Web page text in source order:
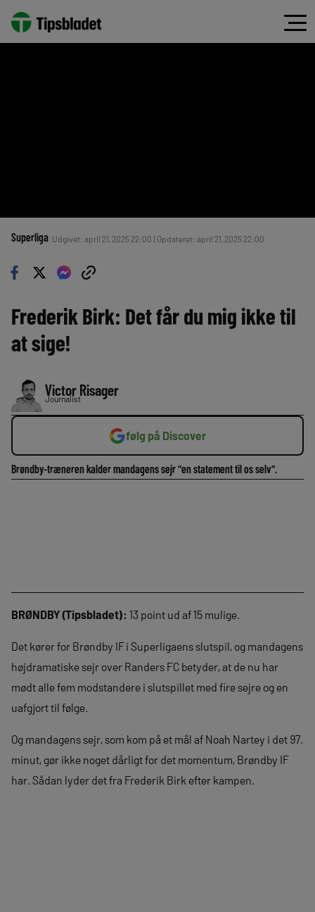
Superliga Udgivet: april 21, 2025 22:00 | Opdateret: april 21, 2025 22:00
Frederik Birk: Det får du mig ikke til
at sige!
Victor Risager
Journalist
følg på Discover
Brøndby-træneren kalder mandagens sejr "en statement til os selv".
BRØNDBY (Tipsbladet): 13 point ud af 15 mulige.
Det kører for Brøndby IF i Superligaens slutspil, og mandagens
højdramatiske sejr over Randers FC betyder, at de nu har
mødt alle fem modstandere i slutspillet med fire sejre og en
uafgjort til følge.
Og mandagens sejr, som kom på et mål af Noah Nartey i det 97.
minut, gør ikke noget dårligt for det momentum, Brøndby IF
har. Sådan lyder det fra Frederik Birk efter kampen.